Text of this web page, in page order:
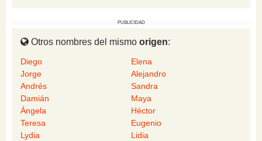
PUBLICIDAD
Otros nombres del mismo origen:
Diego
Elena
Jorge
Alejandro
Andrés
Sandra
Damián
Maya
Ángela
Héctor
Teresa
Eugenio
Lydia
Lidia